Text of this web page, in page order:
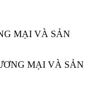
MẠI VÀ SẢN
MẠI VÀ SẢN